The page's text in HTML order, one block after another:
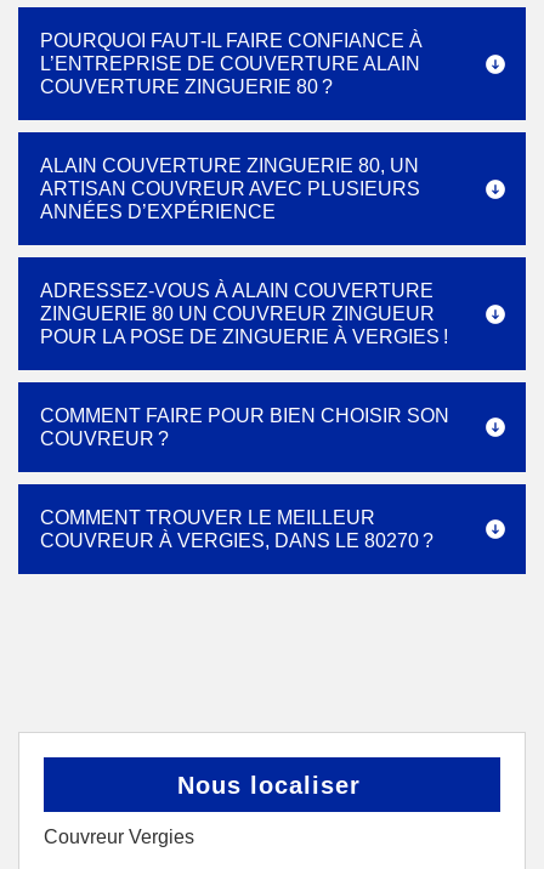
POURQUOI FAUT-IL FAIRE CONFIANCE À
L’ENTREPRISE DE COUVERTURE ALAIN
COUVERTURE ZINGUERIE 80 ?
ALAIN COUVERTURE ZINGUERIE 80, UN
ARTISAN COUVREUR AVEC PLUSIEURS
ANNÉES D’EXPÉRIENCE
ADRESSEZ-VOUS À ALAIN COUVERTURE
ZINGUERIE 80 UN COUVREUR ZINGUEUR
POUR LA POSE DE ZINGUERIE À VERGIES !
COMMENT FAIRE POUR BIEN CHOISIR SON
COUVREUR ?
COMMENT TROUVER LE MEILLEUR
COUVREUR À VERGIES, DANS LE 80270 ?
Nous localiser
Couvreur Vergies